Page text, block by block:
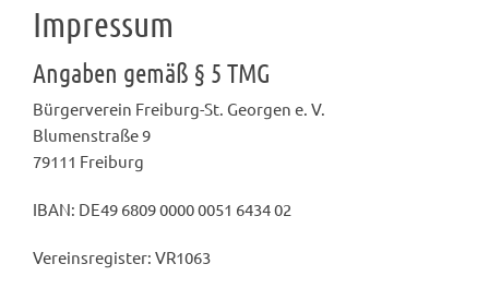
Impressum
Angaben gemäß § 5 TMG
Bürgerverein Freiburg-St. Georgen e. V.
Blumenstraße 9
79111 Freiburg
IBAN: DE49 6809 0000 0051 6434 02
Vereinsregister: VR1063